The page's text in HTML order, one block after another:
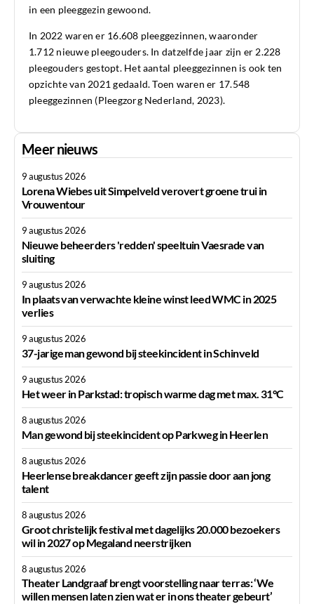
in een pleeggezin gewoond.
In 2022 waren er 16.608 pleeggezinnen, waaronder
1.712 nieuwe pleegouders. In datzelfde jaar zijn er 2.228
pleegouders gestopt. Het aantal pleeggezinnen is ook ten
opzichte van 2021 gedaald. Toen waren er 17.548
pleeggezinnen (Pleegzorg Nederland, 2023).
Meer nieuws
9 augustus 2026
Lorena Wiebes uit Simpelveld verovert groene trui in
Vrouwentour
9 augustus 2026
Nieuwe beheerders 'redden' speeltuin Vaesrade van
sluiting
9 augustus 2026
In plaats van verwachte kleine winst leed WMC in 2025
verlies
9 augustus 2026
37-jarige man gewond bij steekincident in Schinveld
9 augustus 2026
Het weer in Parkstad: tropisch warme dag met max. 31°C
8 augustus 2026
Man gewond bij steekincident op Parkweg in Heerlen
8 augustus 2026
Heerlense breakdancer geeft zijn passie door aan jong
talent
8 augustus 2026
Groot christelijk festival met dagelijks 20.000 bezoekers
wil in 2027 op Megaland neerstrijken
8 augustus 2026
Theater Landgraaf brengt voorstelling naar terras: ‘We
willen mensen laten zien wat er in ons theater gebeurt’